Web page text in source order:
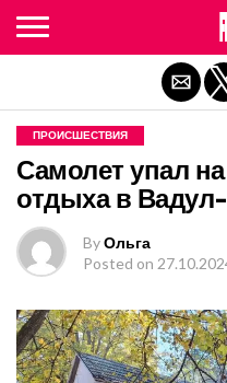
ПРОИСШЕСТВИЯ
Самолет упал
отдыха в
ByОльга
Posted on
Exit